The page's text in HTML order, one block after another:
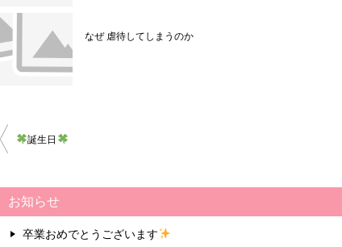
なぜ 虐待してしまうのか
投
ナ
ビ
ゲ
誕生日
お知らせ
卒業おめでとうございます